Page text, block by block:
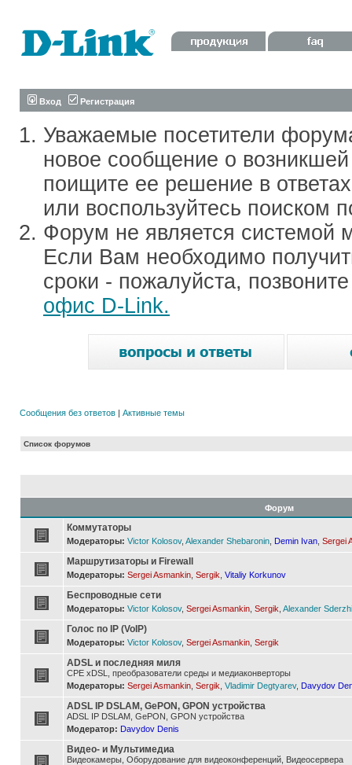
Вход Регистрация
Уважаемые посетители
новое сообщение о
поищите ее решение в
или воспользуйтесь поиском
Форум не является системой
Если Вам необходимо
сроки - пожалуйста,
офис D-Link.
Сообщения без ответов | Активные темы
Список форумов
Форум
Коммутаторы
Модераторы: Victor Kolosov, Alexander Shebaronin Demin Ivan Sergei
Маршрутизаторы и Firewall
Модераторы: Sergei Asmankin Sergik Vitaliy Korkunov
Беспроводные сети
Модераторы: Victor Kolosov, Sergei Asmankin Sergik Alexander
Голос по IP (VoIP)
Модераторы: Victor Kolosov, Sergei Asmankin Sergik
ADSL и последняя миля
CPE xDSL, преобразователи среды и медиаконверторы
Модераторы: Sergei Asmankin Sergik Vladimir Degtyarev, Davydov
ADSL IP DSLAM, GePON, GPON устройства
ADSL IP DSLAM, GePON, GPON устройства
Модератор: Davydov Denis
Видео- и Мультимедиа
Видеокамеры, Оборудование для видеоконференций, Видеосервера